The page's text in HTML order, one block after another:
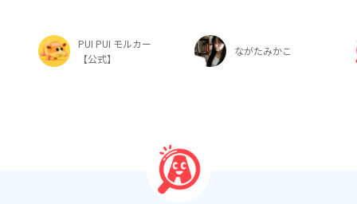
PUI PUI モルカー
【公式】
ながたみかこ